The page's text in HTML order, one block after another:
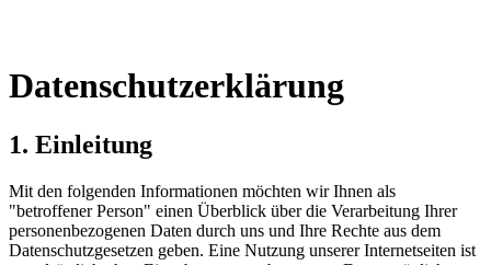
Datenschutzerklärung
1. Einleitung
Mit den folgenden Informationen möchten wir Ihnen als
"betroffener Person" einen Überblick über die Verarbeitung Ihrer
personenbezogenen Daten durch uns und Ihre Rechte aus dem
Datenschutzgesetzen geben. Eine Nutzung unserer Internetseiten ist